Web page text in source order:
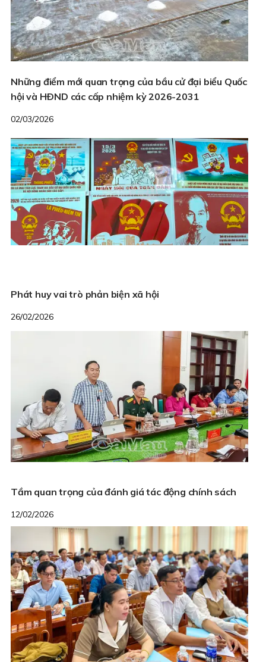
Những điểm mới quan trọng của bầu cử đại biểu Quốc
hội và HÐND các cấp nhiệm kỳ 2026-2031
02/03/2026
Phát huy vai trò phản biện xã hội
26/02/2026
Tầm quan trọng của đánh giá tác động chính sách
12/02/2026